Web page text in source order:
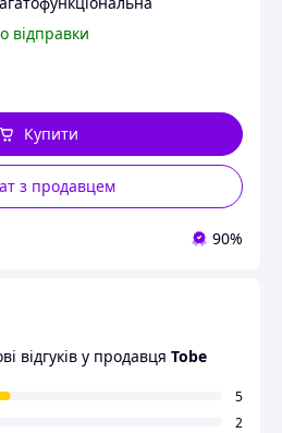
дому. Лучшая цена
відправки
Купити
з продавцем
90%
відгуків у продавця Tobe
5
2